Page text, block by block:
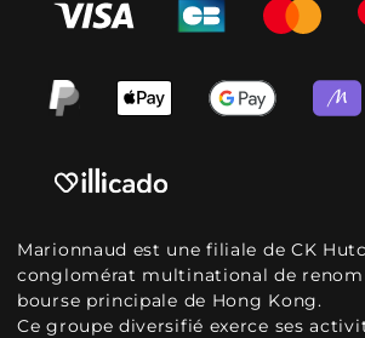
Marionnaud est une filiale de CK
conglomérat multinational de renom
bourse principale de Hong Kong.
Ce groupe diversifié exerce ses